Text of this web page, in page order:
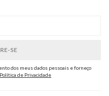
dos meus dados pessoais e forneço
Política de Privacidade